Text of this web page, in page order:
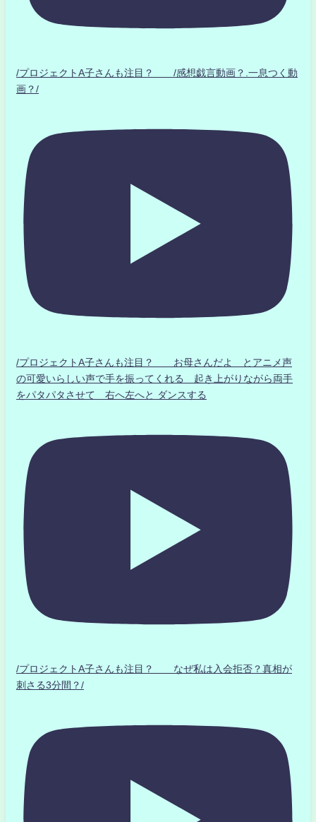
/プロジェクトA子さんも注目？ /感想戯言動画？.一息つく動
画？/
/プロジェクトA子さんも注目？ お母さんだよ とアニメ声
の可愛いらしい声で手を振ってくれる 起き上がりながら両手
をパタパタさせて 右へ左へと ダンスする
/プロジェクトA子さんも注目？ なぜ私は入会拒否？真相が
刺さる3分間？/